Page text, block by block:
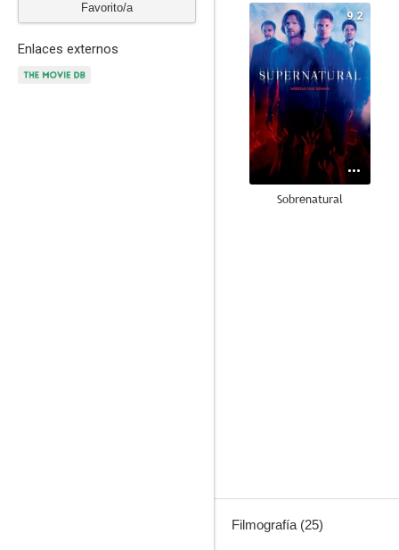
Favorito/a
Enlaces externos
9.2
Sobrenatural
Filmografía (25)